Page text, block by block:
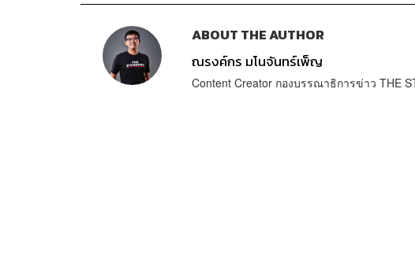
ABOUT THE AUTHOR
ณรงค์กร มโนจันทร์เพ็ญ
Content Creator กองบรรณาธิการข่าว THE